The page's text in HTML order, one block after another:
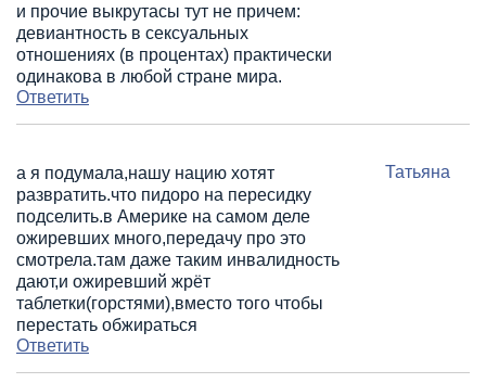
и прочие выкрутасы тут не причем:
девиантность в сексуальных
отношениях (в процентах) практически
одинакова в любой стране мира.
Ответить
а я подумала,нашу нацию хотят
развратить.что пидоро на пересидку
подселить.в Америке на самом деле
ожиревших много,передачу про это
смотрела.там даже таким инвалидность
дают,и ожиревший жрёт
таблетки(горстями),вместо того чтобы
перестать обжираться
Татьяна
Ответить